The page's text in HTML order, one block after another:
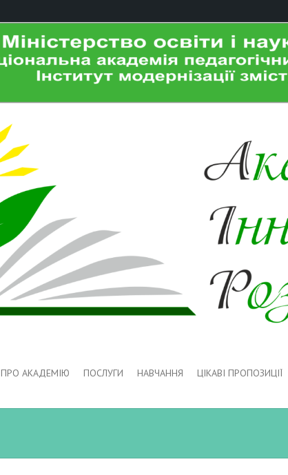
ПРО АКАДЕМІЮ ПОСЛУГИ НАВЧАННЯ ЦІКАВІ ПРОПОЗИЦІЇ